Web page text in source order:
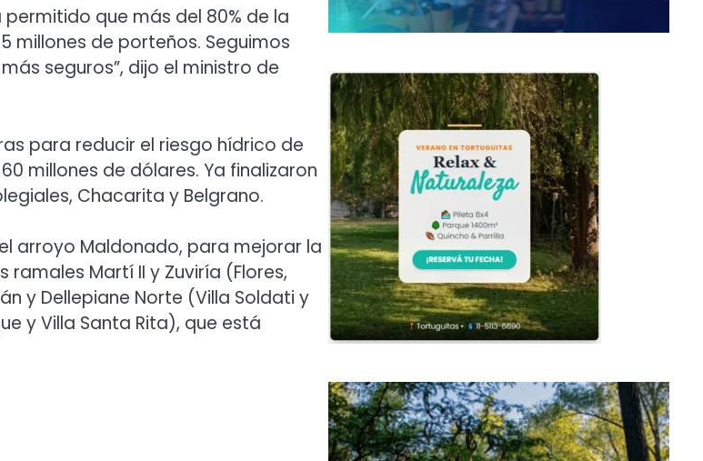
que más del 80% de la
millones de porteños. Seguimos
seguros”, dijo el ministro de
para reducir el riesgo hídrico de
millones de dólares. Ya finalizaron
Chacarita y Belgrano.
arroyo Maldonado, para mejorar la
ramales Martí II y Zuviría (Flores,
y Dellepiane Norte (Villa Soldati y
y Villa Santa Rita), que está